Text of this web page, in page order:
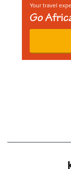
Your travel
Go